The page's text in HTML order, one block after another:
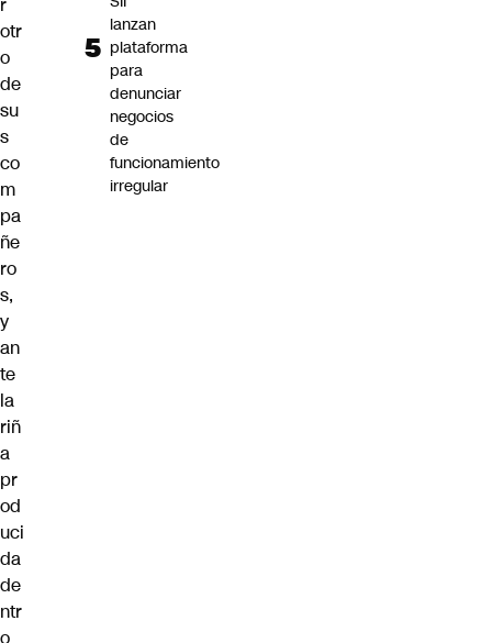
otr
o
de
su
s
co
m
pa
ñe
ro
s,
y
an
te
la
riñ
a
pr
od
uci
da
de
ntr
o
lanzan
plataforma
para
denunciar
negocios
de
funcionamiento
irregular